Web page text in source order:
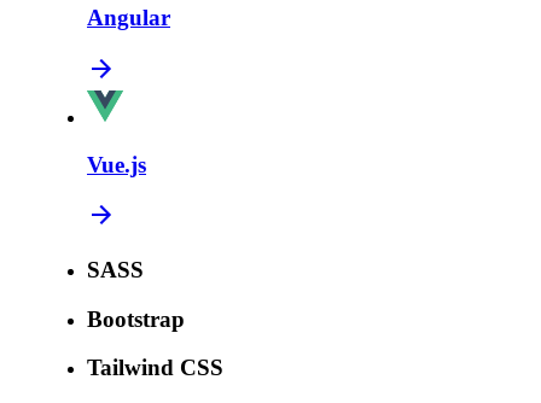
Angular
Vue.js
SASS
Bootstrap
Tailwind CSS